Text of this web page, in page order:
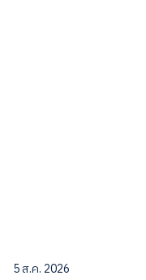
5 ส.ค. 2026